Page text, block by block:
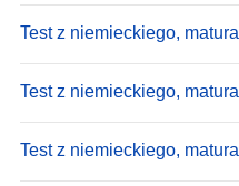
Test z niemieckiego,
Test z niemieckiego,
Test z niemieckiego,